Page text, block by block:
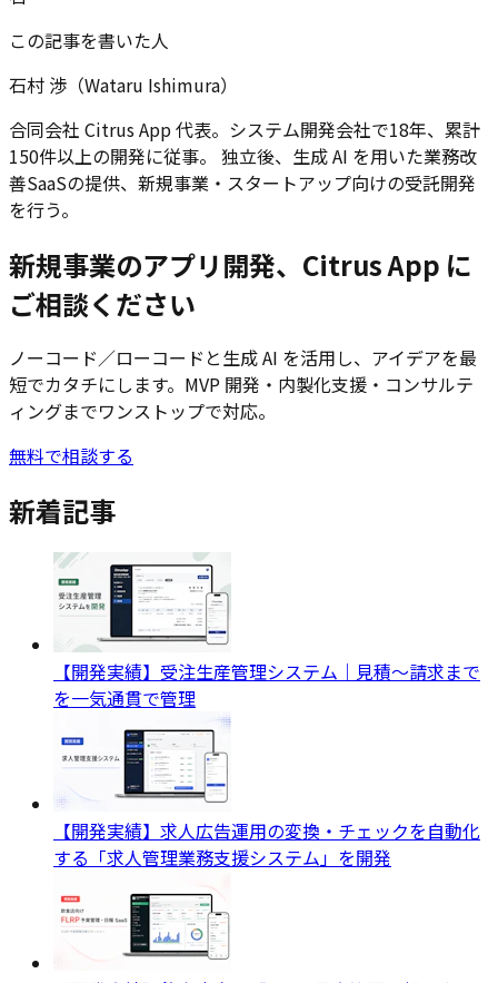
この記事を書いた人
石村 渉（Wataru Ishimura）
合同会社 Citrus App 代表。システム開発会社で18年、累計
150件以上の開発に従事。 独立後、生成 AI を用いた業務改
善SaaSの提供、新規事業・スタートアップ向けの受託開発
を行う。
新規事業のアプリ開発、Citrus App に
ご相談ください
ノーコード／ローコードと生成 AI を活用し、アイデアを最
短でカタチにします。MVP 開発・内製化支援・コンサルテ
ィングまでワンストップで対応。
無料で相談する
新着記事
【開発実績】受注生産管理システム｜見積〜請求まで
を一気通貫で管理
【開発実績】求人広告運用の変換・チェックを自動化
する「求人管理業務支援システム」を開発